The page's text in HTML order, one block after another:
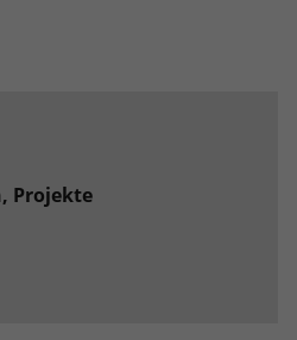
Projekte
darüber zu
der sie stammen, und die